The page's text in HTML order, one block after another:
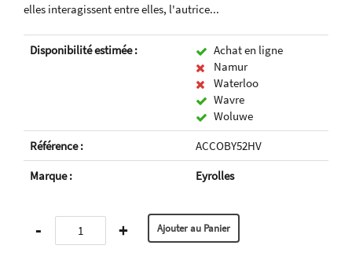
elles interagissent entre elles, l'autrice...
Disponibilité estimée :
Achat en ligne
Namur
Waterloo
Wavre
Woluwe
Référence :
ACCOBY52HV
Marque :
Eyrolles
- +